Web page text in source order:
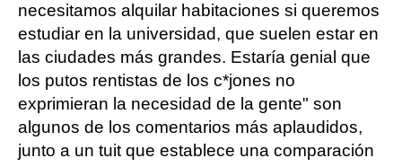
necesitamos alquilar habitaciones si queremos
estudiar en la universidad, que suelen estar en
las ciudades más grandes. Estaría genial que
los putos rentistas de los c*jones no
exprimieran la necesidad de la gente" son
algunos de los comentarios más aplaudidos,
junto a un tuit que establece una comparación